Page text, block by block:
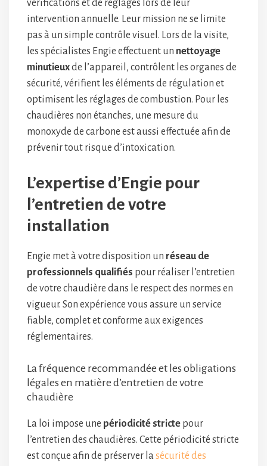
vérifications et de réglages lors de leur
intervention annuelle. Leur mission ne se limite
pas à un simple contrôle visuel. Lors de la visite,
les spécialistes Engie effectuent un nettoyage
minutieuxde l’appareil, contrôlent les organes de
sécurité, vérifient les éléments de régulation et
optimisent les réglages de combustion. Pour les
chaudières non étanches, une mesure du
monoxyde de carbone est aussi effectuée afin de
prévenir tout risque d’intoxication.
L’expertise d’Engie pour
l’entretien de votre
installation
Engie met à votre disposition un réseau de
professionnels qualifiés pour réaliser l’entretien
de votre chaudière dans le respect des normes en
vigueur. Son expérience vous assure un service
fiable, complet et conforme aux exigences
réglementaires.
La fréquence recommandée et les obligations
légales en matière d’entretien de votre
chaudière
La loi impose une périodicité stricte pour
l’entretien des chaudières. Cette périodicité stricte
est conçue afin de préserver lasécurité des